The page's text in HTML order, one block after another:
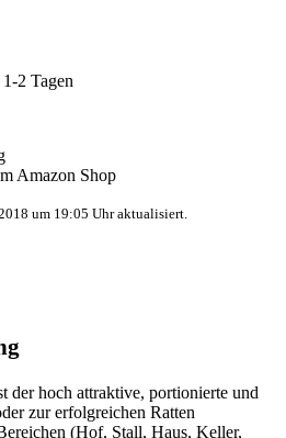
2 Tagen
Amazon Shop
um 19:05 Uhr aktualisiert.
der hoch attraktive, portionierte und
zur erfolgreichen Ratten
(Hof, Stall, Haus, Keller,